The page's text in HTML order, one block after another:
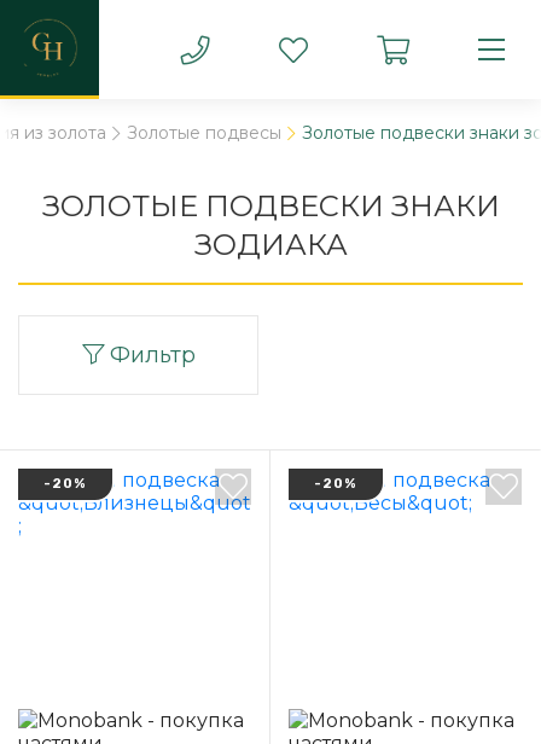
из золота Золотые подвесы Золотые подвески знаки
ЗОЛОТЫЕ ПОДВЕСКИ ЗНАКИ
ЗОДИАКА
Фильтр
-20% -20%